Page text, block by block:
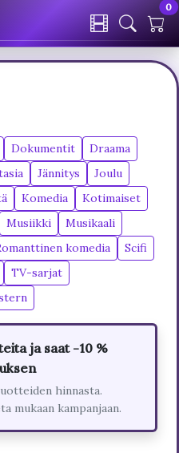
0
Dokumentit
Draama
Jännitys
Joulu
Komedia
Kotimaiset
Musiikki
Musikaali
komedia
Scifi
TV-sarjat
ja saat -10 %
hinnasta.
mukaan kampanjaan.